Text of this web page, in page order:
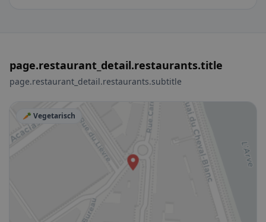
page.restaurant_detail.restaurants.title
page.restaurant_detail.restaurants.subtitle
🥕 Vegetarisch